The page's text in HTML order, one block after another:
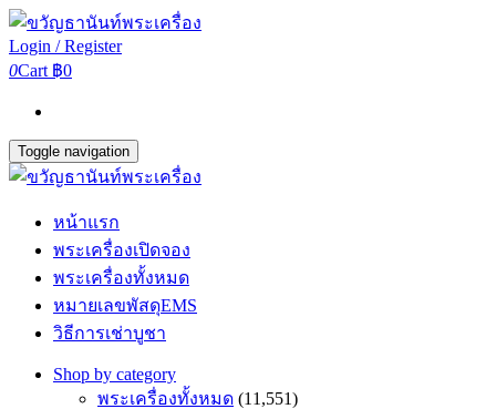
Login / Register
0Cart ฿0
Toggle navigation
หน้าแรก
พระเครื่องเปิดจอง
พระเครื่องทั้งหมด
หมายเลขพัสดุEMS
วิธีการเช่าบูชา
Shop by category
พระเครื่องทั้งหมด (11,551)